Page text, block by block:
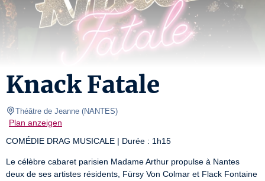
Knack Fatale
Théâtre de Jeanne (NANTES)
Plan anzeigen
COMÉDIE DRAG MUSICALE | Durée : 1h15
Le célèbre cabaret parisien Madame Arthur propulse à Nantes
deux de ses artistes résidents, Fürsy Von Colmar et Flack Fontaine